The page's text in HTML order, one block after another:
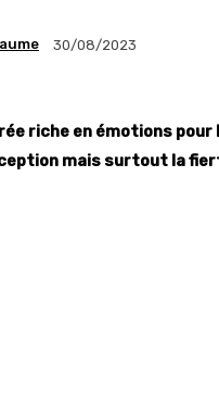
30/08/2023
riche en émotions
mais surtout la